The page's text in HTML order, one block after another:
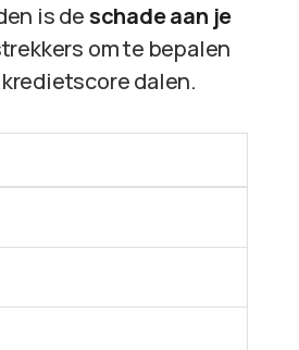
is deschade aan je
om te bepalen
dalen.